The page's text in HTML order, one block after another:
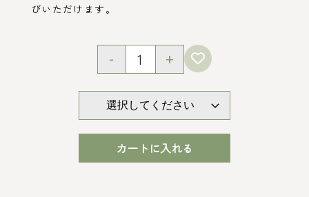
びいただけます。
- +
選択してください
カートに入れる